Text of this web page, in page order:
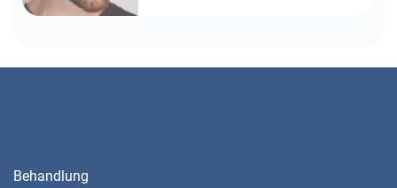
Behandlung